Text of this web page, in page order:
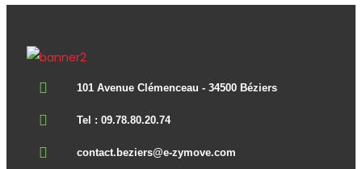
101 Avenue Clémenceau - 34500 Béziers
Tel : 09.78.80.20.74
contact.beziers@e-zymove.com